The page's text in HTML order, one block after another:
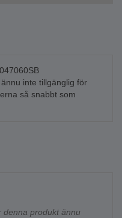
inte tillgänglig för
så snabbt som
denna produkt ännu